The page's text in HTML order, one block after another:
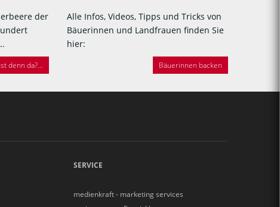
der
denn da?...
Alle Infos, Videos, Tipps und Tricks von
Bäuerinnen und Landfrauen finden Sie
hier:
Bäuerinnen backen
SERVICE
medienkraft - marketing services